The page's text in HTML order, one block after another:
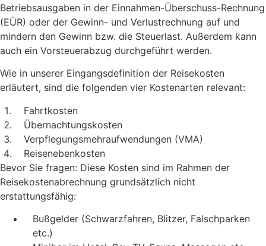
Betriebsausgaben in der Einnahmen-Überschuss-Rechnung
(EÜR) oder der Gewinn- und Verlustrechnung auf und
mindern den Gewinn bzw. die Steuerlast. Außerdem kann
auch ein Vorsteuerabzug durchgeführt werden.
Wie in unserer Eingangsdefinition der Reisekosten
erläutert, sind die folgenden vier Kostenarten relevant:
Fahrtkosten
Übernachtungskosten
Verpflegungsmehraufwendungen (VMA)
Reisenebenkosten
Bevor Sie fragen: Diese Kosten sind im Rahmen der
Reisekostenabrechnung grundsätzlich nicht
erstattungsfähig:
Bußgelder (Schwarzfahren, Blitzer, Falschparken
etc.)